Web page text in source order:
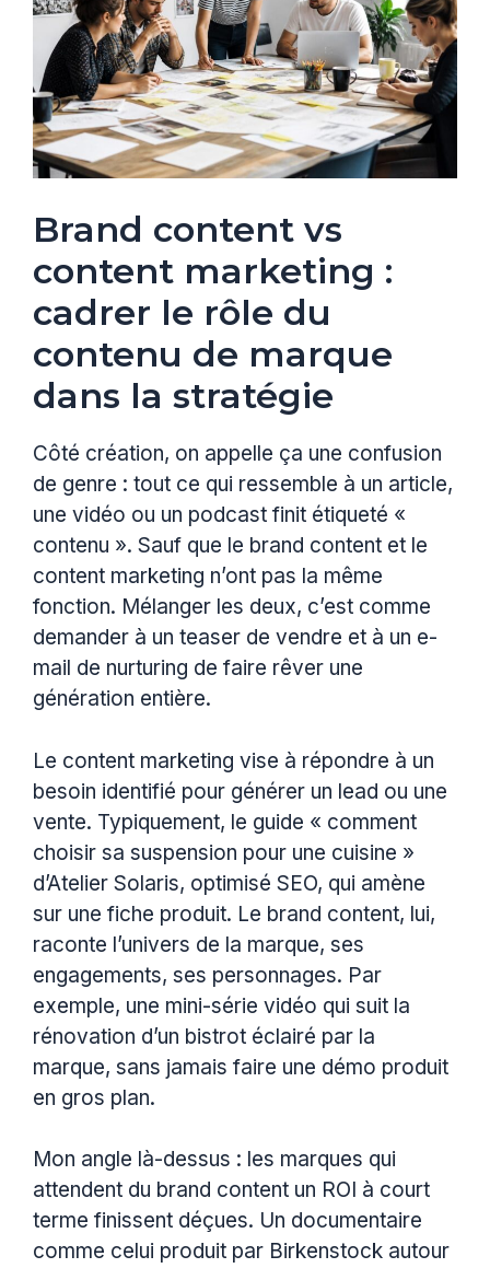
Brand content vs
content marketing :
cadrer le rôle du
contenu de marque
dans la stratégie
Côté création, on appelle ça une confusion
de genre : tout ce qui ressemble à un article,
une vidéo ou un podcast finit étiqueté «
contenu ». Sauf que le brand content et le
content marketing n’ont pas la même
fonction. Mélanger les deux, c’est comme
demander à un teaser de vendre et à un e-
mail de nurturing de faire rêver une
génération entière.
Le content marketing vise à répondre à un
besoin identifié pour générer un lead ou une
vente. Typiquement, le guide « comment
choisir sa suspension pour une cuisine »
d’Atelier Solaris, optimisé SEO, qui amène
sur une fiche produit. Le brand content, lui,
raconte l’univers de la marque, ses
engagements, ses personnages. Par
exemple, une mini-série vidéo qui suit la
rénovation d’un bistrot éclairé par la
marque, sans jamais faire une démo produit
en gros plan.
Mon angle là-dessus : les marques qui
attendent du brand content un ROI à court
terme finissent déçues. Un documentaire
comme celui produit par Birkenstock autour